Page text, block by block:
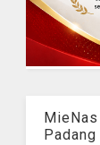
Padang